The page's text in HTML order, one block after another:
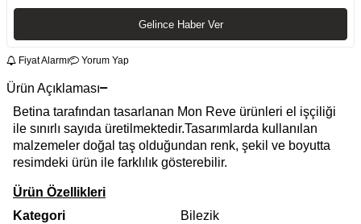
Gelince Haber Ver
Fiyat Alarmı Yorum Yap
Ürün Açıklaması
Betina tarafından tasarlanan Mon Reve ürünleri el işçiliği
ile sınırlı sayıda üretilmektedir.Tasarımlarda kullanılan
malzemeler doğal taş olduğundan renk, şekil ve boyutta
resimdeki ürün ile farklılık gösterebilir.
Ürün Özellikleri
Kategori
Bilezik